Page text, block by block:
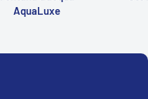
AquaLuxe